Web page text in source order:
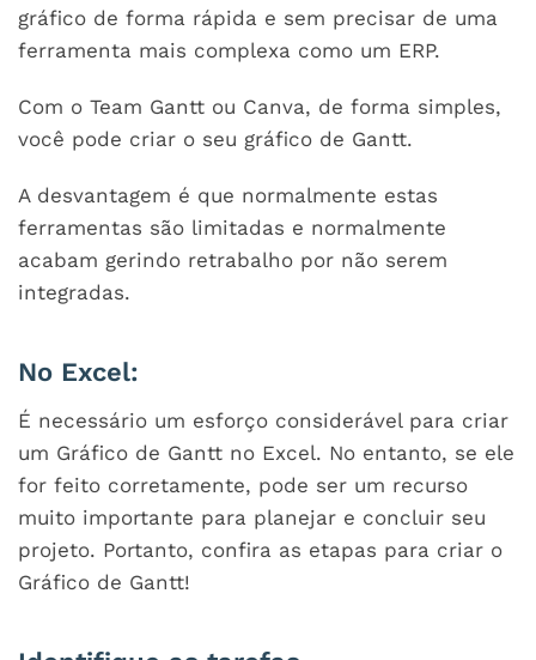
gráfico de forma rápida e sem precisar de uma
ferramenta mais complexa como um ERP.
Com o Team Gantt ou Canva, de forma simples,
você pode criar o seu gráfico de Gantt.
A desvantagem é que normalmente estas
ferramentas são limitadas e normalmente
acabam gerindo retrabalho por não serem
integradas.
No Excel:
É necessário um esforço considerável para criar
um Gráfico de Gantt no Excel. No entanto, se ele
for feito corretamente, pode ser um recurso
muito importante para planejar e concluir seu
projeto. Portanto, confira as etapas para criar o
Gráfico de Gantt!